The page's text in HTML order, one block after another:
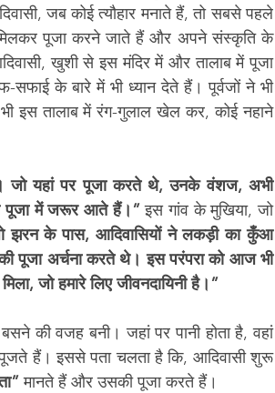
जब कोई त्यौहार मनाते हैं, तो सबसे पहले
पूजा करने जाते हैं और अपने संस्कृति के
खुशी से इस मंदिर में और तालाब में पूजा
के बारे में भी ध्यान देते हैं। पूर्वजों ने भी
इस तालाब में रंग-गुलाल खेल कर, कोई नहाने
जो यहां पर पूजा करते थे, उनके वंशज, अभी
पूजा में जरूर आते हैं।” इस गांव के मुखिया, जो
झरन के पास, आदिवासियों ने लकड़ी का कुँआ
पूजा अर्चना करते थे। इस परंपरा को आज भी
जो हमारे लिए जीवनदायिनी है।”
की वजह बनी। जहां पर पानी होता है, वहां
हैं। इससे पता चलता है कि, आदिवासी शुरू
मानते हैं और उसकी पूजा करते हैं।